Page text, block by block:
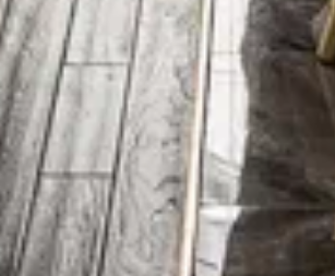
36 м2
Площадь:
ДО 40 ЧЕЛОВЕК
Вместимость:
Мы предоставляем всё необходимое для
Вашего комфорта: современное
оборудование, стильный интерьер
и профессиональное обслуживание.